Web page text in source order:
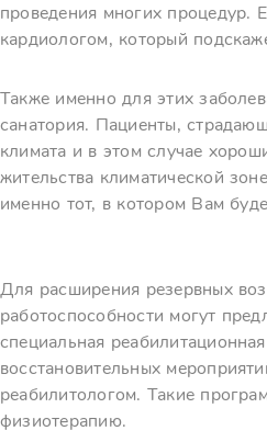
проведения многих процедур.
кардиологом, который
Также именно для этих
санатория. Пациенты,
климата и в этом случае
жительства климатической
именно тот, в котором Вам
Для расширения резервных
работоспособности могут
специальная
восстановительных
реабилитологом. Такие
физиотерапию.